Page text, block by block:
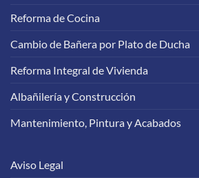
Reforma de Cocina
Cambio de Bañera por Plato de Ducha
Reforma Integral de Vivienda
Albañilería y Construcción
Mantenimiento, Pintura y Acabados
Aviso Legal